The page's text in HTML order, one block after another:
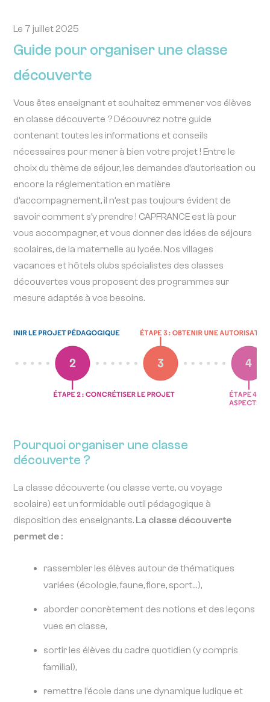
Le 7 juillet 2025
Guide pour organiser une classe
découverte
Vous êtes enseignant et souhaitez emmener vos élèves
en classe découverte ? Découvrez notre guide
contenant toutes les informations et conseils
nécessaires pour mener à bien votre projet ! Entre le
choix du thème de séjour, les demandes d’autorisation ou
encore la réglementation en matière
d’accompagnement, il n’est pas toujours évident de
savoir comment s’y prendre ! CAPFRANCE est là pour
vous accompagner, et vous donner des idées de séjours
scolaires, de la maternelle au lycée. Nos villages
vacances et hôtels clubs spécialistes des classes
découvertes vous proposent des programmes sur
mesure adaptés à vos besoins.
Pourquoi organiser une classe
découverte ?
La classe découverte (ou classe verte, ou voyage
scolaire) est un formidable outil pédagogique à
disposition des enseignants. La classe découverte
permet de :
rassembler les élèves autour de thématiques
variées (écologie, faune, flore, sport…),
aborder concrètement des notions et des leçons
vues en classe,
sortir les élèves du cadre quotidien (y compris
familial),
remettre l’école dans une dynamique ludique et